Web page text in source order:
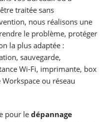
traitée sans
nous réalisons une
le problème, protéger
la plus adaptée :
sauvegarde,
Wi-Fi, imprimante, box
ou réseau
pour le dépannage